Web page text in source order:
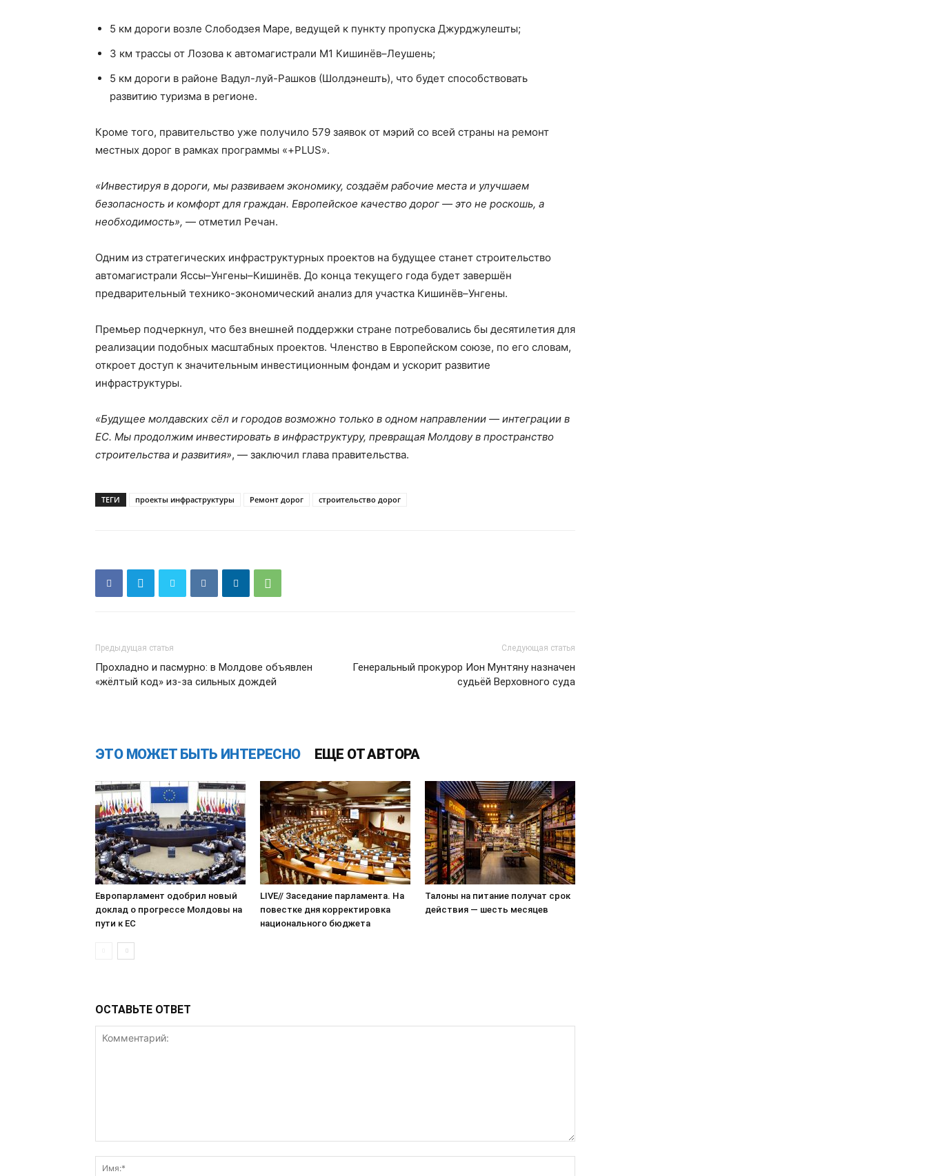
5 км дороги возле Слободзея Маре, ведущей к пункту пропуска Джурджулешты;
3 км трассы от Лозова к автомагистрали M1 Кишинёв–Леушень;
5 км дороги в районе Вадул-луй-Рашков (Шолдэнешть), что будет способствовать
развитию туризма в регионе.
Кроме того, правительство уже получило 579 заявок от мэрий со всей страны на ремонт
местных дорог в рамках программы «+PLUS».
«Инвестируя в дороги, мы развиваем экономику, создаём рабочие места и улучшаем
безопасность и комфорт для граждан. Европейское качество дорог — это не роскошь, а
необходимость», — отметил Речан.
Одним из стратегических инфраструктурных проектов на будущее станет строительство
автомагистрали Яссы–Унгены–Кишинёв. До конца текущего года будет завершён
предварительный технико-экономический анализ для участка Кишинёв–Унгены.
Премьер подчеркнул, что без внешней поддержки стране потребовались бы десятилетия для
реализации подобных масштабных проектов. Членство в Европейском союзе, по его словам,
откроет доступ к значительным инвестиционным фондам и ускорит развитие
инфраструктуры.
«Будущее молдавских сёл и городов возможно только в одном направлении — интеграции в
ЕС. Мы продолжим инвестировать в инфраструктуру, превращая Молдову в пространство
строительства и развития», — заключил глава правительства.
ТЕГИ проекты инфраструктуры Ремонт дорог строительство дорог
Предыдущая статья
Прохладно и пасмурно: в Молдове объявлен
«жёлтый код» из-за сильных дождей
Следующая статья
Генеральный прокурор Ион Мунтяну назначен
судьёй Верховного суда
ЭТО МОЖЕТ БЫТЬ ИНТЕРЕСНО ЕЩЕ ОТ АВТОРА
Европарламент одобрил новый
доклад о прогрессе Молдовы на
пути к ЕС
LIVE// Заседание парламента. На
повестке дня корректировка
национального бюджета
Талоны на питание получат срок
действия — шесть месяцев
ОСТАВЬТЕ ОТВЕТ